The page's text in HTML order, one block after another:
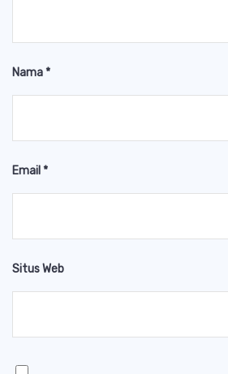
Nama*
Email *
Situs Web